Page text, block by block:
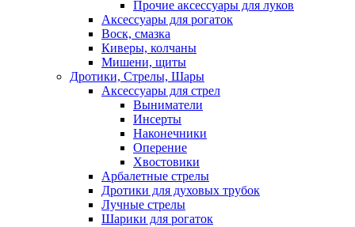
Прочие аксессуары для луков
Аксессуары для рогаток
Воск, смазка
Киверы, колчаны
Мишени, щиты
Дротики, Стрелы, Шары
Аксессуары для стрел
Выниматели
Инсерты
Наконечники
Оперение
Хвостовики
Арбалетные стрелы
Дротики для духовых трубок
Лучные стрелы
Шарики для рогаток